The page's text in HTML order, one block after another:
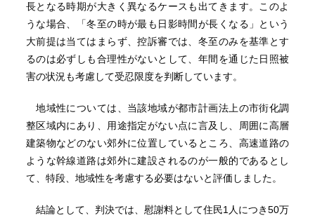
長となる時期が大きく異なるケースも出てきます。このよ
うな場合、「冬至の時が最も日影時間が長くなる」という
大前提は当てはまらず、控訴審では、冬至のみを基準とす
るのは必ずしも合理性がないとして、年間を通じた日照被
害の状況も考慮して受忍限度を判断しています。
地域性については、当該地域が都市計画法上の市街化調
整区域内にあり、用途指定がない点に言及し、周囲に高層
建築物などのない郊外に位置しているところ、高速道路の
ような幹線道路は郊外に建設されるのが一般的であるとし
て、特段、地域性を考慮する必要はないと評価しました。
結論として、判決では、慰謝料として住民1人につき50万